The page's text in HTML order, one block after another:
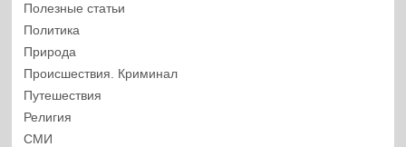
Полезные статьи
Политика
Природа
Происшествия. Криминал
Путешествия
Религия
СМИ